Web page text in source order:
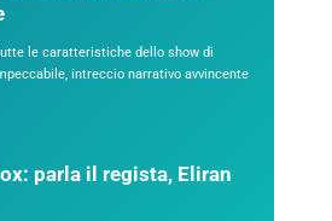
le caratteristiche dello show di
intreccio narrativo avvincente
parla il regista, Eliran